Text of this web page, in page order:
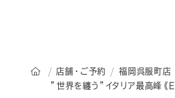
オーダースーツSADAのトップペ
店舗・ご予約 福岡呉服町店